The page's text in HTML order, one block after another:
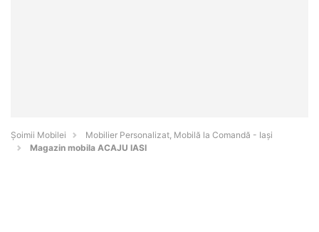
Șoimii Mobilei
Mobilier Personalizat, Mobilă la Comandă - Iaşi
Magazin mobila ACAJU IASI